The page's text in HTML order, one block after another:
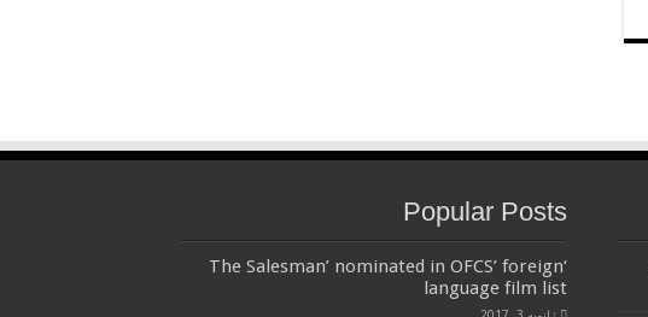
Popular Posts
‘The Salesman’ nominated in OFCS’ foreign
language film list
ژانویه 3, 2017